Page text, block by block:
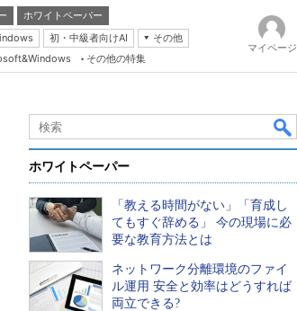
ホワイトペーパー
初・中級者向けAI
その他
Storage
Expert
of IP Network
& Trust
その他の特集
マイページ
ホワイトペーパー
「教える時間がない」「育成し
てもすぐ辞める」 今の現場に必
要な教育方法とは
ネットワーク分離環境のファイ
ル運用 安全と効率はどうすれば
両立できる?